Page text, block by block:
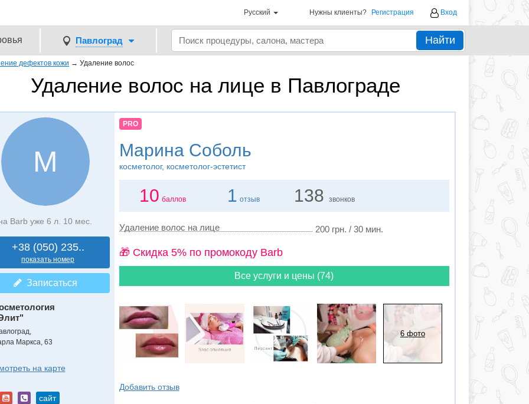
Русский Нужны клиенты? Регистрация Вход
Павлоград Найти
дефектов кожи → Удаление волос
Удаление волос на лице в Павлограде
М
Barb уже 6 л. 10 мес.
+38 (050) 235..
показать номер
Записаться
Маркса, 63
на карте
сайт
PRO
Марина Соболь
косметолог, косметолог-эстетист
10 баллов 1 отзыв 138 звонков
Удаление волос на лице 200 грн. / 30 мин.
🎁 Cкидка 5% по промокоду Barb
Все услуги и цены (74)
6 фото
Добавить отзыв